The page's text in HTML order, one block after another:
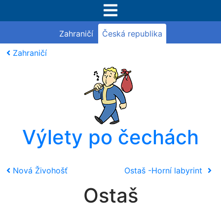
Zahraničí
Česká republika
Zahraničí
Výlety po čechách
Nová Živohošť
Ostaš
Ostaš -Horní labyrint